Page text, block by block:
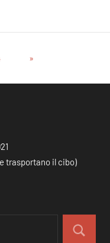
Articolo
»
trasportano il cibo)
Cerca